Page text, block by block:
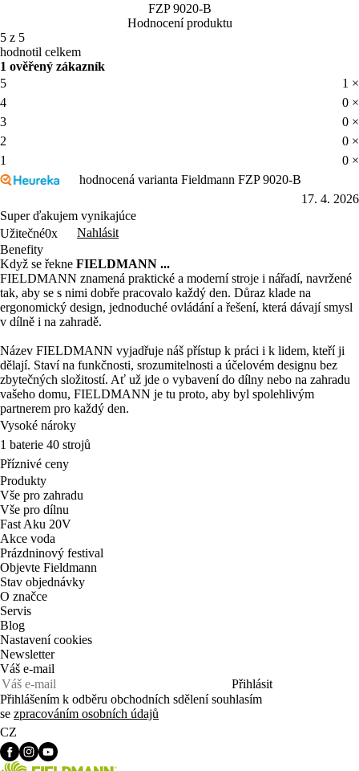
FZP 9020-B
Hodnocení produktu
5 z 5
hodnotil celkem
1 ověřený zákazník
5
1 ×
4
0 ×
3
0 ×
2
0 ×
1
0 ×
hodnocená varianta Fieldmann FZP 9020-B
17. 4. 2026
Super ďakujem vynikajúce
Užitečné0x
Nahlásit
Benefity
Když se řekne FIELDMANN ...
FIELDMANN znamená praktické a moderní stroje i nářadí, navržené
tak, aby se s nimi dobře pracovalo každý den. Důraz klade na
ergonomický design, jednoduché ovládání a řešení, která dávají smysl
v dílně i na zahradě.
Název FIELDMANN vyjadřuje náš přístup k práci i k lidem, kteří ji
dělají. Staví na funkčnosti, srozumitelnosti a účelovém designu bez
zbytečných složitostí. Ať už jde o vybavení do dílny nebo na zahradu
vašeho domu, FIELDMANN je tu proto, aby byl spolehlivým
partnerem pro každý den.
Vysoké nároky
1 baterie 40 strojů
Příznivé ceny
Produkty
Vše pro zahradu
Vše pro dílnu
Fast Aku 20V
Akce voda
Prázdninový festival
Objevte Fieldmann
Stav objednávky
O značce
Servis
Blog
Nastavení cookies
Newsletter
Váš e-mail
Přihlásit
Přihlášením k odběru obchodních sdělení souhlasím
se zpracováním osobních údajů
CZ